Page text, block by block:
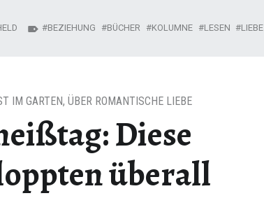
Diese
überall
IM GARTEN, ÜBER ROMANTISCHE LIEBE
BEZIEHUNG BÜCHER KOLUMNE LESEN LIEBE